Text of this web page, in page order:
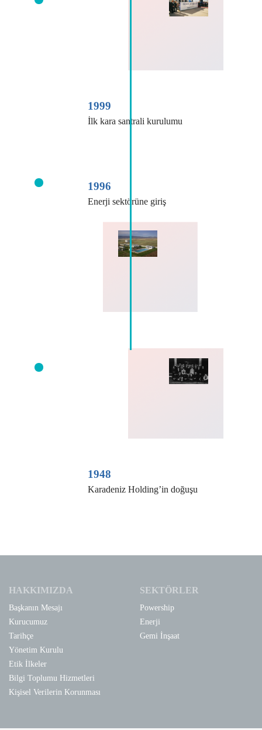
1999
İlk kara santrali kurulumu
1996
Enerji sektörüne giriş
1948
Karadeniz Holding’in doğuşu
HAKKIMIZDA
Başkanın Mesajı
Kurucumuz
Tarihçe
Yönetim Kurulu
Etik İlkeler
Bilgi Toplumu Hizmetleri
Kişisel Verilerin Korunması
SEKTÖRLER
Powership
Enerji
Gemi İnşaat